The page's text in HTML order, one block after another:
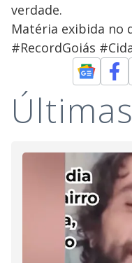
verdade.
Matéria exibida no
#RecordGoiás
Últimas